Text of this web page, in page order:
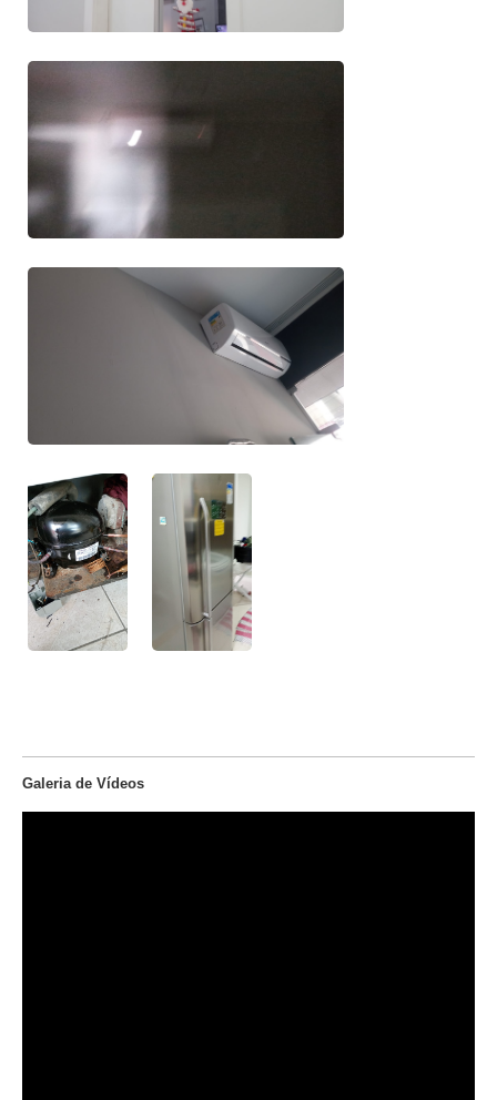
Galeria de Vídeos